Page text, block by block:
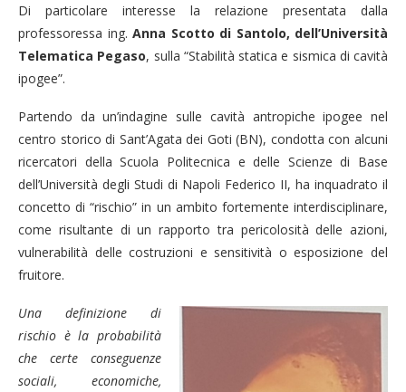
Di particolare interesse la relazione presentata dalla
professoressa ing. Anna Scotto di Santolo, dell’Università
Telematica Pegaso, sulla “Stabilità statica e sismica di cavità
ipogee”.
Partendo da un’indagine sulle cavità antropiche ipogee nel
centro storico di Sant’Agata dei Goti (BN), condotta con alcuni
ricercatori della Scuola Politecnica e delle Scienze di Base
dell’Università degli Studi di Napoli Federico II, ha inquadrato il
concetto di “rischio” in un ambito fortemente interdisciplinare,
come risultante di un rapporto tra pericolosità delle azioni,
vulnerabilità delle costruzioni e sensitività o esposizione del
fruitore.
Una definizione di
rischio è la probabilità
che certe conseguenze
sociali, economiche,